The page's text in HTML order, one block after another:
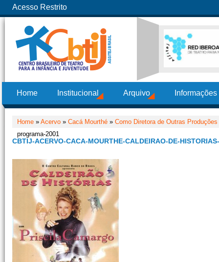
Acesso Restrito
Home Institucional Arquivo
Home » Acervo » Cacá Mourthé » Como Diretora de Outras Produções
programa-2001
CBTIJ-ACERVO-CACA-MOURTHE-CALDEIRAO-DE-